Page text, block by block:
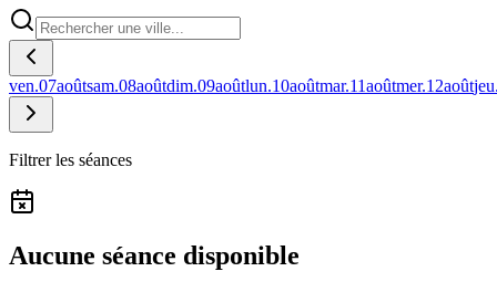
ven.07aoûtsam.08aoûtdim.09aoûtlun.10aoûtmar.11aoûtmer.12août
Filtrer les séances
Aucune séance disponible